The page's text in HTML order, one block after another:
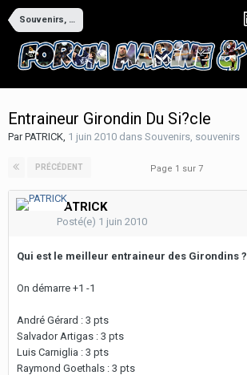
Souvenirs, souvenirs
Entraineur Girondin Du Si?cle
ParPATRICK, 1 juin 2010 dans Souvenirs, souvenirs
PRÉCÉDENT Page 1 sur 7
PATRICK
Posté(e) 1 juin 2010
Qui est le meilleur entraineur des Girondins ?
On démarre +1 -1
André Gérard : 3 pts
Salvador Artigas : 3 pts
Luis Carniglia : 3 pts
Raymond Goethals : 3 pts